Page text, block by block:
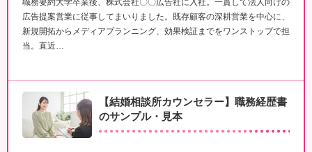
広告提案営業に従事してまいりました。既存顧客の深耕営業を中心に、
新規開拓からメディアプランニング、効果検証までをワンストップで担
当。直近…
【結婚相談所カウンセラー】職務経歴書
のサンプル・見本